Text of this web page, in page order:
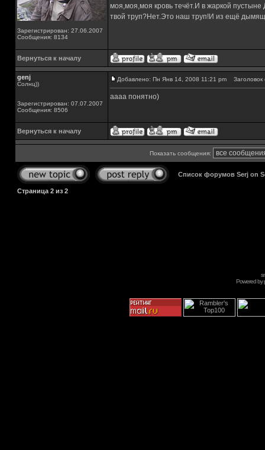
Зарегистрирован: 27.06.2007
Сообщения: 8134
моя,моя,моя кровь течёт.И в жаркой
твой труп?Нет.Это наш труп!И из ещё
Вернуться к началу
genj
Солнц))
Зарегистрирован: 07.07.2007
Сообщения: 8506
Добавлено: Пн Янв 14, 2008 11:21 pm Заголовок
аааа понятно)
Вернуться к началу
Показать сообщения:
Список форумов Serj on
Страница 2 из 2
Powered by